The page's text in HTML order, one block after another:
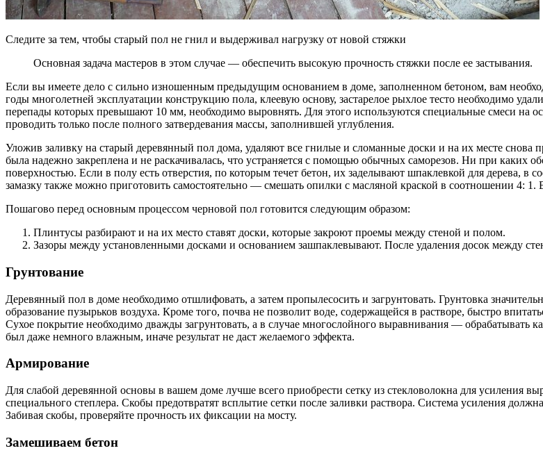
Следите за тем, чтобы старый пол не гнил и выдерживал нагрузку от новой стяжки
Основная задача мастеров в этом случае — обеспечить высокую прочность стяжки после ее застывания.
Если вы имеете дело с сильно изношенным предыдущим основанием в доме, заполненном бетоном, вам
годы многолетней эксплуатации конструкцию пола, клеевую основу, застарелое рыхлое тесто необходимо
перепады которых превышают 10 мм, необходимо выровнять. Для этого используются специальные смеси на
проводить только после полного затвердевания массы, заполнившей углубления.
Уложив заливку на старый деревянный пол дома, удаляют все гнилые и сломанные доски и на их месте снова
была надежно закреплена и не раскачивалась, что устраняется с помощью обычных саморезов. Ни при каких
поверхностью. Если в полу есть отверстия, по которым течет бетон, их заделывают шпаклевкой для дерева, в
замазку также можно приготовить самостоятельно — смешать опилки с масляной краской в ​​соотношении 4: 1.
Пошагово перед основным процессом черновой пол готовится следующим образом:
Плинтусы разбирают и на их место ставят доски, которые закроют проемы между стеной и полом.
Зазоры между установленными досками и основанием зашпаклевывают. После удаления досок между
Грунтование
Деревянный пол в доме необходимо отшлифовать, а затем пропылесосить и загрунтовать. Грунтовка
образование пузырьков воздуха. Кроме того, почва не позволит воде, содержащейся в растворе, быстро
Сухое покрытие необходимо дважды загрунтовать, а в случае многослойного выравнивания — обрабатывать
был даже немного влажным, иначе результат не даст желаемого эффекта.
Армирование
Для слабой деревянной основы в вашем доме лучше всего приобрести сетку из стекловолокна для усиления
специального степлера. Скобы предотвратят всплытие сетки после заливки раствора. Система усиления
Забивая скобы, проверяйте прочность их фиксации на мосту.
Замешиваем бетон